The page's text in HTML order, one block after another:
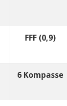
FFF (0,9)
6 Kompasse